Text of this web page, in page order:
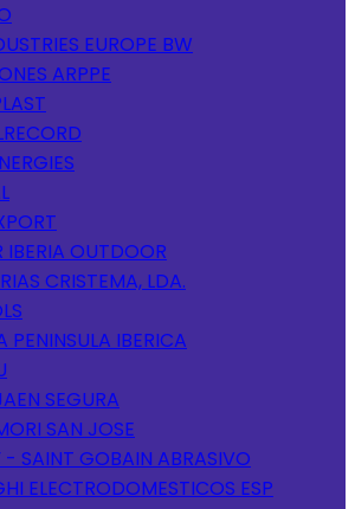
EUROPE BW
ARPPE
IBERIA OUTDOOR
CRISTEMA, LDA.
PENINSULA IBERICA
SEGURA
SAN JOSE
- SAINT GOBAIN ABRASIVO
ELECTRODOMESTICOS ESP